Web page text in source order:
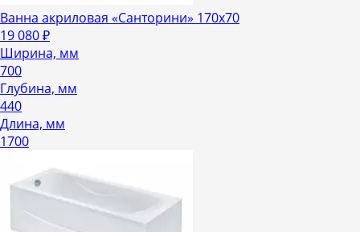
Ванна акриловая «Санторини» 170х70
19 080₽
Ширина, мм
700
Глубина, мм
440
Длина, мм
1700